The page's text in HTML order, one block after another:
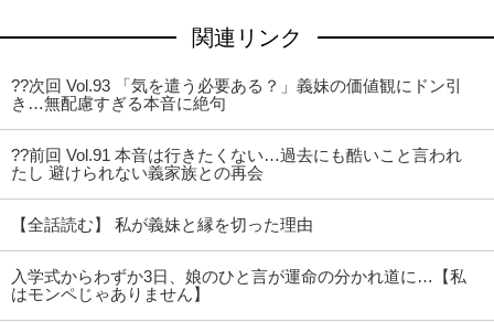
関連リンク
??次回 Vol.93 「気を遣う必要ある？」義妹の価値観にドン引
き…無配慮すぎる本音に絶句
??前回 Vol.91 本音は行きたくない…過去にも酷いこと言われ
たし 避けられない義家族との再会
【全話読む】 私が義妹と縁を切った理由
入学式からわずか3日、娘のひと言が運命の分かれ道に…【私
はモンペじゃありません】